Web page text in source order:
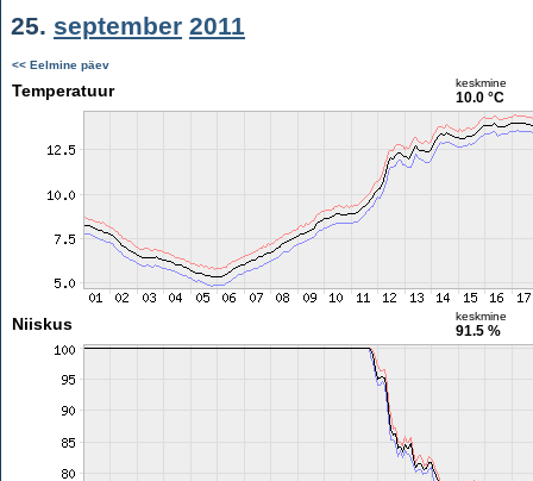
25. september 2011
<< Eelmine päev
Temperatuur keskmine
10.0 °C
Niiskus keskmine
91.5 %